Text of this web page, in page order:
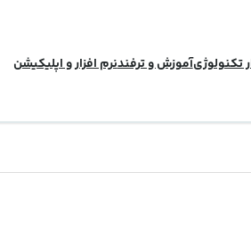
تکنولوژیآموزش و ترفندنرم افزار و اپلیکیشن